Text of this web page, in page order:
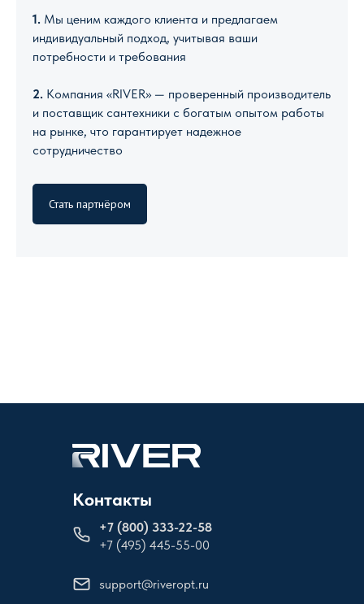
1. Мы ценим каждого клиента и предлагаем
индивидуальный подход, учитывая ваши
потребности и требования
2. Компания «RIVER» — проверенный производитель
и поставщик сантехники с богатым опытом работы
на рынке, что гарантирует надежное
сотрудничество
Стать партнёром
Контакты
+7 (800) 333-22-58
+7 (495) 445-55-00
support@riveropt.ru